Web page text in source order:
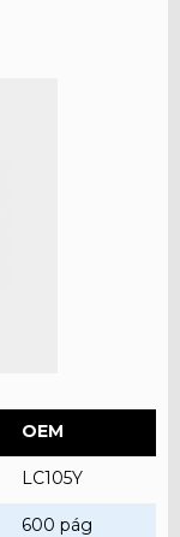
OEM
LC105Y
600 pág